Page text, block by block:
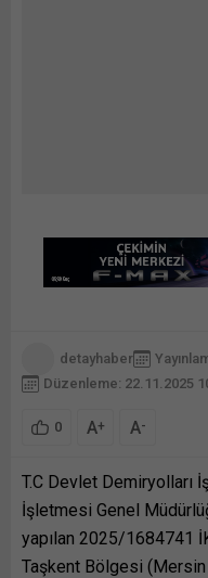
detayhaber
Düzenleme: 22.11.2025
0 A+ A-
T.C Devlet Demiryolları
İşletmesi Genel
yapılan 2025/1684741
Taşkent Bölgesi